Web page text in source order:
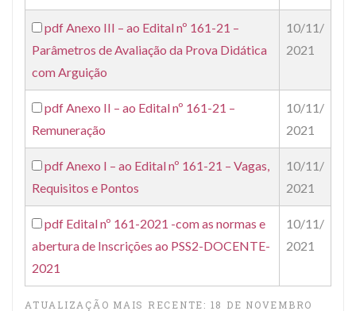
pdfAnexo III – ao Edital nº 161-21 –
Parâmetros de Avaliação da Prova Didática
com Arguição
10/11/
2021
pdfAnexo II – ao Edital nº 161-21 –
Remuneração
10/11/
2021
pdfAnexo I – ao Edital nº 161-21 – Vagas,
Requisitos e Pontos
10/11/
2021
pdf Edital nº 161-2021 -com as normas e
abertura de Inscrições ao PSS2-DOCENTE-
2021
10/11/
2021
ATUALIZAÇÃO MAIS RECENTE: 18 DE NOVEMBRO